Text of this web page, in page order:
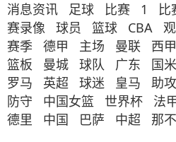
消息资讯 足球 比赛 1 比
赛录像
球员 篮球 CBA
赛季
德甲 主场 曼联 西甲
篮板
曼城 球队 广东 国米
罗马
英超 球迷 皇马 助攻
防守
中国女篮 世界杯 法
德里
中国 巴萨 中超 那